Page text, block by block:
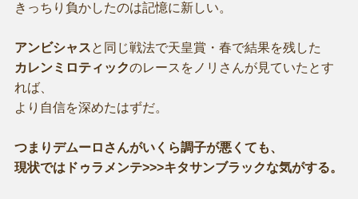
きっちり負かしたのは記憶に新しい。
アンビシャスと同じ戦法で天皇賞・春で結果を残した
カレンミロティックのレースをノリさんが見ていたとす
れば、
より自信を深めたはずだ。
つまりデムーロさんがいくら調子が悪くても、
現状ではドゥラメンテ>>>キタサンブラックな気がする。